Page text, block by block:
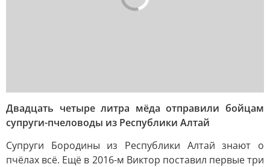
Двадцать четыре литра мёда отправили бойцам
супруги-пчеловоды из Республики Алтай
Супруги Бородины из Республики Алтай знают о
пчёлах всё. Ещё в 2016-м Виктор поставил первые три